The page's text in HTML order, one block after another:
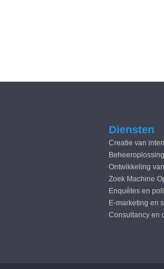
Diensten
Creatie van
Ontwikkeling
Zoek Machine
Enquêtes en
E-marketing en
Consultancy en